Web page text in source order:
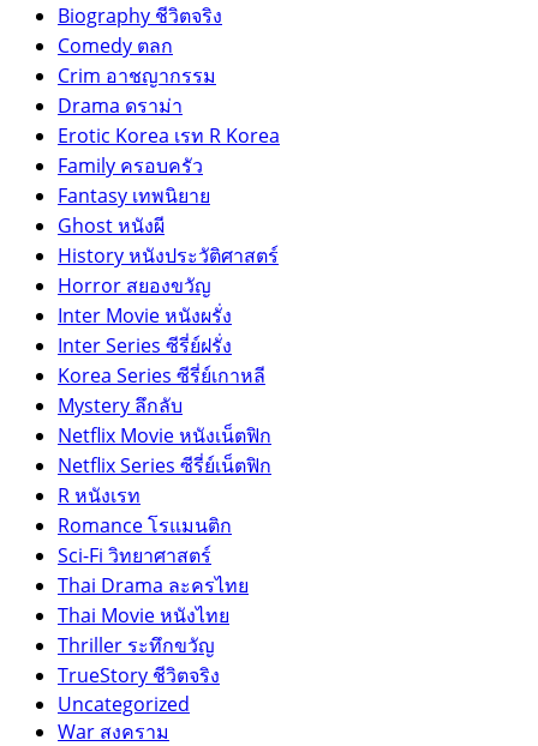
Biography ชีวิตจริง
Comedy ตลก
Crim อาชญากรรม
Drama ดราม่า
Erotic Korea เรท R Korea
Family ครอบครัว
Fantasy เทพนิยาย
Ghost หนังผี
History หนังประวัติศาสตร์
Horror สยองขวัญ
Inter Movie หนังผรั่ง
Inter Series ซีรี่ย์ฝรั่ง
Korea Series ซีรี่ย์เกาหลี
Mystery ลึกลับ
Netflix Movie หนังเน็ตฟิก
Netflix Series ซีรี่ย์เน็ตฟิก
R หนังเรท
Romance โรแมนติก
Sci-Fi วิทยาศาสตร์
Thai Drama ละครไทย
Thai Movie หนังไทย
Thriller ระทึกขวัญ
TrueStory ชีวิตจริง
Uncategorized
War สงคราม